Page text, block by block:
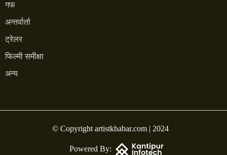
गफ
अन्तर्वार्ता
ट्रेलर
फिल्मी समीक्षा
अन्य
© Copyright artistkhabar.com | 2024
Powered By: